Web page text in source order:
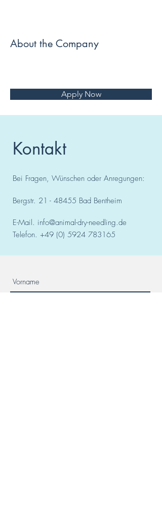
About the Company
Apply Now
Kontakt
Bei Fragen, Wünschen oder Anregungen:
Bergstr. 21 - 48455 Bad Bentheim
E-Mail. info@animal-dry-needling.de
Telefon. +49 (0) 5924 783165